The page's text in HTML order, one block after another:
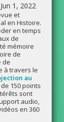
Jun 1, 2022
et
en Histoire.
en temps
de
mémoire
de
de
à travers le
au
150 points
sont
audio,
en 360